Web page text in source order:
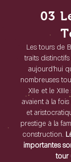
03
Les tours de
traits
aujourd'hui
nombreuses
XIIe et le
avaient à la
et
prestige à la
construction.
importantes
tour